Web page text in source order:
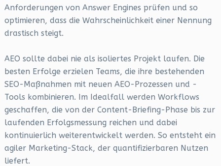
Anforderungen von Answer Engines prüfen und so
optimieren, dass die Wahrscheinlichkeit einer Nennung
drastisch steigt.
AEO sollte dabei nie als isoliertes Projekt laufen. Die
besten Erfolge erzielen Teams, die ihre bestehenden
SEO-Maßnahmen mit neuen AEO-Prozessen und -
Tools kombinieren. Im Idealfall werden Workflows
geschaffen, die von der Content-Briefing-Phase bis zur
laufenden Erfolgsmessung reichen und dabei
kontinuierlich weiterentwickelt werden. So entsteht ein
agiler Marketing-Stack, der quantifizierbaren Nutzen
liefert.